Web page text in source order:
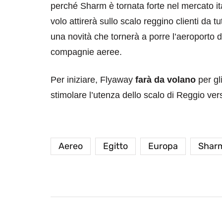
perché Sharm è tornata forte nel mercato
volo attirerà sullo scalo reggino clienti da
una novità che tornerà a porre l’aeroporto
compagnie aeree.
Per iniziare, Flyaway farà da volano per
stimolare l’utenza dello scalo di Reggio
Aereo Egitto Europa